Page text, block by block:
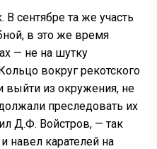
сентябре та же участь
в это же время
— не на шутку
вокруг рекотского
выйти из окружения, не
преследовать их
Д.Ф. Войстров, — так
навел карателей на